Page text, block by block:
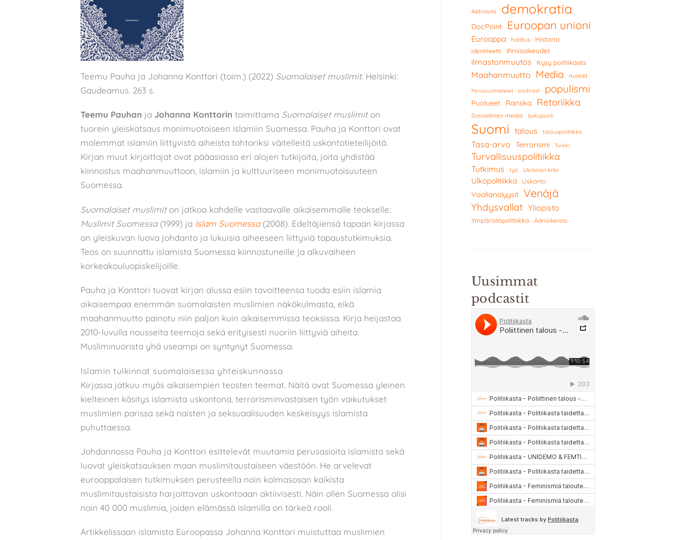
Teemu Pauha ja Johanna Konttori (toim.) (2022) Suomalaiset muslimit. Helsinki:
Gaudeamus. 263 s.
Teemu Pauhan ja Johanna Konttorin toimittama Suomalaiset muslimiton
tuorein yleiskatsaus monimuotoiseen islamiin Suomessa. Pauha ja Konttori ovat
molemmat islamiin liittyvistä aiheista tohtoriksi väitelleitä uskontotieteilijöitä.
Kirjan muut kirjoittajat ovat pääasiassa eri alojen tutkijoita, joita yhdistää
kiinnostus maahanmuuttoon, islamiin ja kulttuuriseen monimuotoisuuteen
Suomessa.
Suomalaiset muslimiton jatkoa kahdelle vastaavalle aikaisemmalle teokselle:
Muslimit Suomessa(1999) ja Islam Suomessa(2008). Edeltäjiensä tapaan kirjassa
on yleiskuvan luova johdanto ja lukuisia aiheeseen liittyviä tapaustutkimuksia.
Teos on suunnattu islamista Suomessa kiinnostuneille ja alkuvaiheen
korkeakouluopiskelijoille.
Pauha ja Konttori tuovat kirjan alussa esiin tavoitteensa tuoda esiin islamia
aikaisempaa enemmän suomalaisten muslimien näkökulmasta, eikä
maahanmuutto painotu niin paljon kuin aikaisemmissa teoksissa. Kirja heijastaa
2010-luvulla nousseita teemoja sekä erityisesti nuoriin liittyviä aiheita.
Musliminuorista yhä useampi on syntynyt Suomessa.
Islamin tulkinnat suomalaisessa yhteiskunnassa
Kirjassa jatkuu myös aikaisempien teosten teemat. Näitä ovat Suomessa yleinen
kielteinen käsitys islamista uskontona, terrorisminvastaisen työn vaikutukset
muslimien parissa sekä naisten ja seksuaalisuuden keskeisyys islamista
puhuttaessa.
Johdannossa Pauha ja Konttori esittelevät muutamia perusasioita islamista sekä
luovat yleiskatsauksen maan muslimitaustaiseen väestöön. He arvelevat
eurooppalaisen tutkimuksen perusteella noin kolmasosan kaikista
muslimitaustaisista harjoittavan uskontoaan aktiivisesti. Näin ollen Suomessa olisi
noin 40 000 muslimia, joiden elämässä islamilla on tärkeä rooli.
Artikkelissaan islamista Euroopassa Johanna Konttori muistuttaa muslimien
Aktivismi demokratia
DocPoint Euroopan unioni
Eurooppa hallitus Historia
Identiteetti Ihmisoikeudet
ilmastonmuutos Kysy politiikasta
Maahanmuutto Media nuoret
Perussuomalaiset podcast populismi
Puolueet Ranska Retoriikka
Sosiaalinen media sukupuoli
Suomi talous talouspolitiikka
Tasa-arvo Terrorismi Turkki
Turvallisuuspolitiikka
Tutkimus työ Ukrainan kriisi
Ulkopolitiikka Uskonto
Vaalianalyysit Venäjä
Yhdysvallat Yliopisto
Ympäristöpolitiikka Äärioikeisto
Uusimmat
podcastit